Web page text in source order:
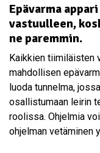
Epävarma
vastuulleen,
ne paremmin.
Kaikkien tiimiläisten
mahdollisen
luoda tunnelma,
osallistumaan leirin
roolissa. Ohjelmia
ohjelman vetäminen